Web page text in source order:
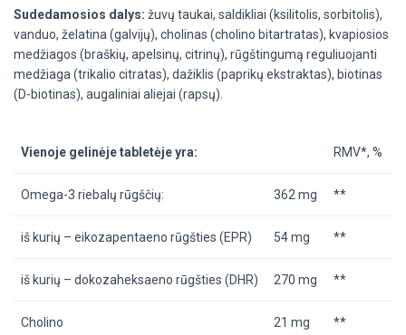
Sudedamosios dalys: žuvų taukai, saldikliai (ksilitolis, sorbitolis),
vanduo, želatina (galvijų), cholinas (cholino bitartratas), kvapiosios
medžiagos (braškių, apelsinų, citrinų), rūgštingumą reguliuojanti
medžiaga (trikalio citratas), dažiklis (paprikų ekstraktas), biotinas
(D-biotinas), augaliniai aliejai (rapsų).
Vienoje gelinėje tabletėje yra: RMV*, %
Omega-3 riebalų rūgščių: 362 mg **
iš kurių – eikozapentaeno rūgšties (EPR) 54 mg **
iš kurių – dokozaheksaeno rūgšties (DHR) 270 mg **
Cholino 21 mg **